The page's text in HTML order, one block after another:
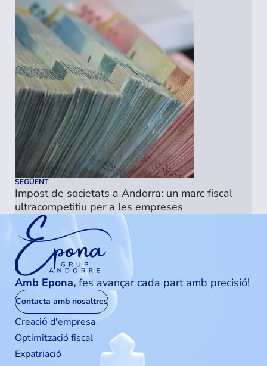
SEGÜENT
Impost de societats a Andorra: un marc fiscal
ultracompetitiu per a les empreses
Amb Epona,fes avançar cada part amb precisió!
Contacta amb nosaltres
Creaciо́ d'empresa
Optimització fiscal
Expatriació